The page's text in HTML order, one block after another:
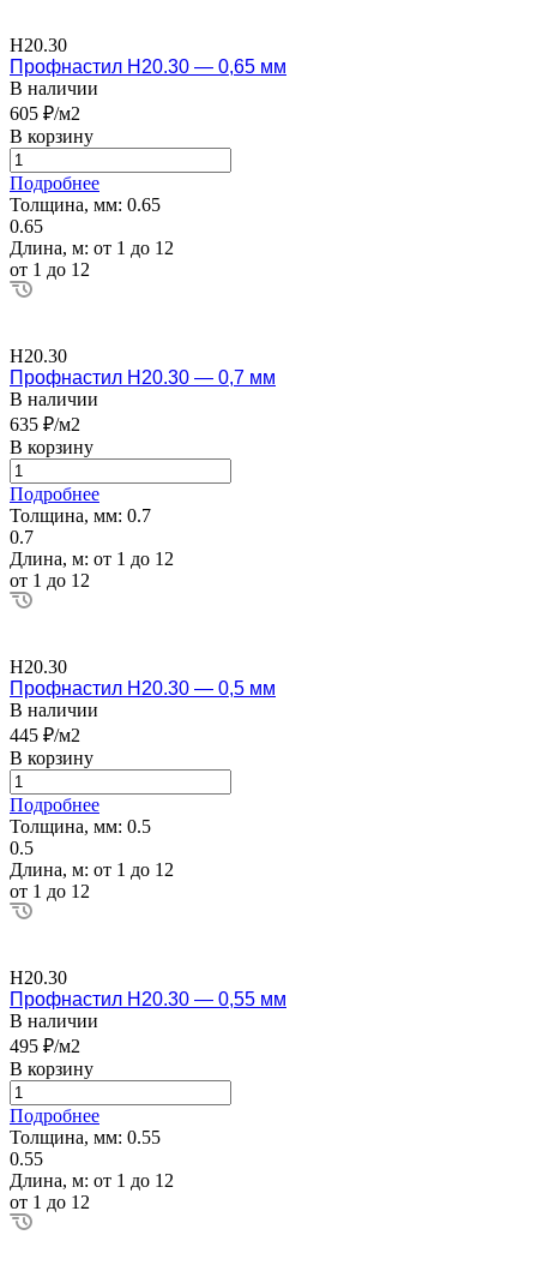
Н20.30
Профнастил Н20.30 — 0,65 мм
В наличии
605 ₽/м2
В корзину
Подробнее
Толщина, мм: 0.65
0.65
Длина, м: от 1 до 12
от 1 до 12
Н20.30
Профнастил Н20.30 — 0,7 мм
В наличии
635 ₽/м2
В корзину
Подробнее
Толщина, мм: 0.7
0.7
Длина, м: от 1 до 12
от 1 до 12
Н20.30
Профнастил Н20.30 — 0,5 мм
В наличии
445 ₽/м2
В корзину
Подробнее
Толщина, мм: 0.5
0.5
Длина, м: от 1 до 12
от 1 до 12
Н20.30
Профнастил Н20.30 — 0,55 мм
В наличии
495 ₽/м2
В корзину
Подробнее
Толщина, мм: 0.55
0.55
Длина, м: от 1 до 12
от 1 до 12